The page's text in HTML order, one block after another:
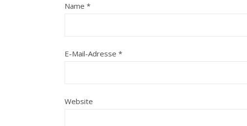
Name *
E-Mail-Adresse *
Website